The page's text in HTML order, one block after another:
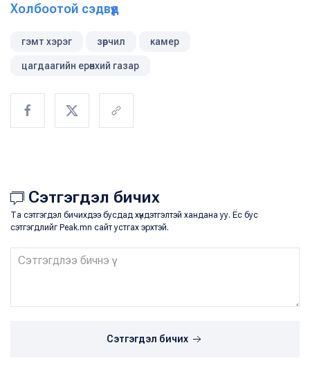
Холбоотой сэдвүүд
гэмт хэрэг зөрчил камер
цагдаагийн ерөнхий газар
Сэтгэгдэл бичих
Та сэтгэгдэл бичихдээ бусдад хүндэтгэлтэй хандана уу. Ёс бус
сэтгэгдлийг Peak.mn сайт устгах эрхтэй.
Сэтгэгдэл бичих